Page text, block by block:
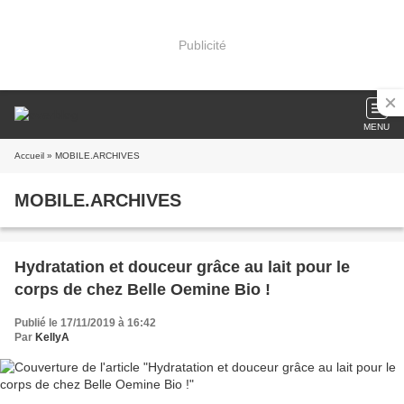
Publicité
MENU
Accueil » MOBILE.ARCHIVES
MOBILE.ARCHIVES
Hydratation et douceur grâce au lait pour le
corps de chez Belle Oemine Bio !
Publié le 17/11/2019 à 16:42
Par KellyA